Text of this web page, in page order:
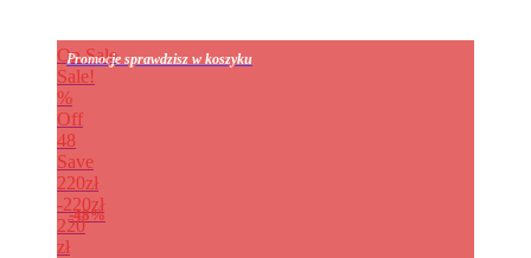
On Sale
Sale!
%
Off
48
Save
220zł
220zł
48%
220
zł
Promocje sprawdzisz w koszyku